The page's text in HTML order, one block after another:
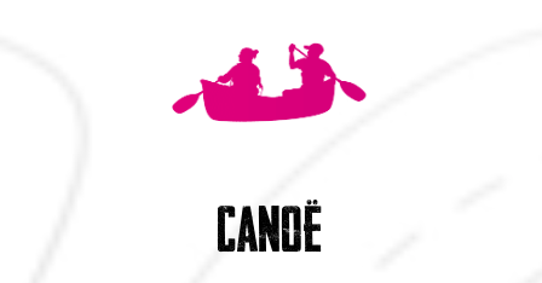
Canoë